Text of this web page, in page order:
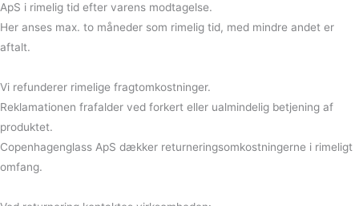
ApS i rimelig tid efter varens modtagelse.
Her anses max. to måneder som rimelig tid, med mindre andet er
aftalt.
Vi refunderer rimelige fragtomkostninger.
Reklamationen frafalder ved forkert eller ualmindelig betjening af
produktet.
Copenhagenglass ApS dækker returneringsomkostningerne i rimeligt
omfang.